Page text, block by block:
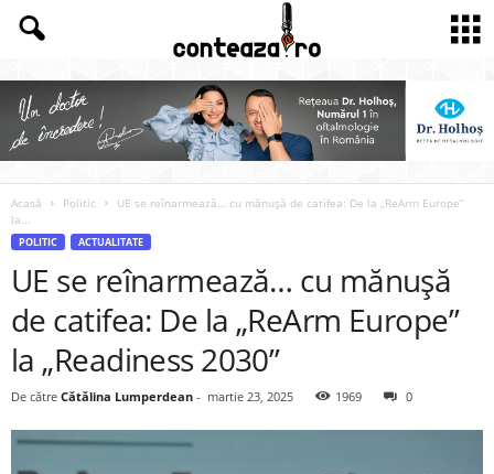
Acasă Politic
UE se reînarmează… cu mănușă de catifea: De la „ReArm Europe”
la...
POLITIC ACTUALITATE
UE se reînarmează… cu mănușă
de catifea: De la „ReArm Europe”
la „Readiness 2030”
De către Cătălina Lumperdean - martie 23, 2025 1969 0